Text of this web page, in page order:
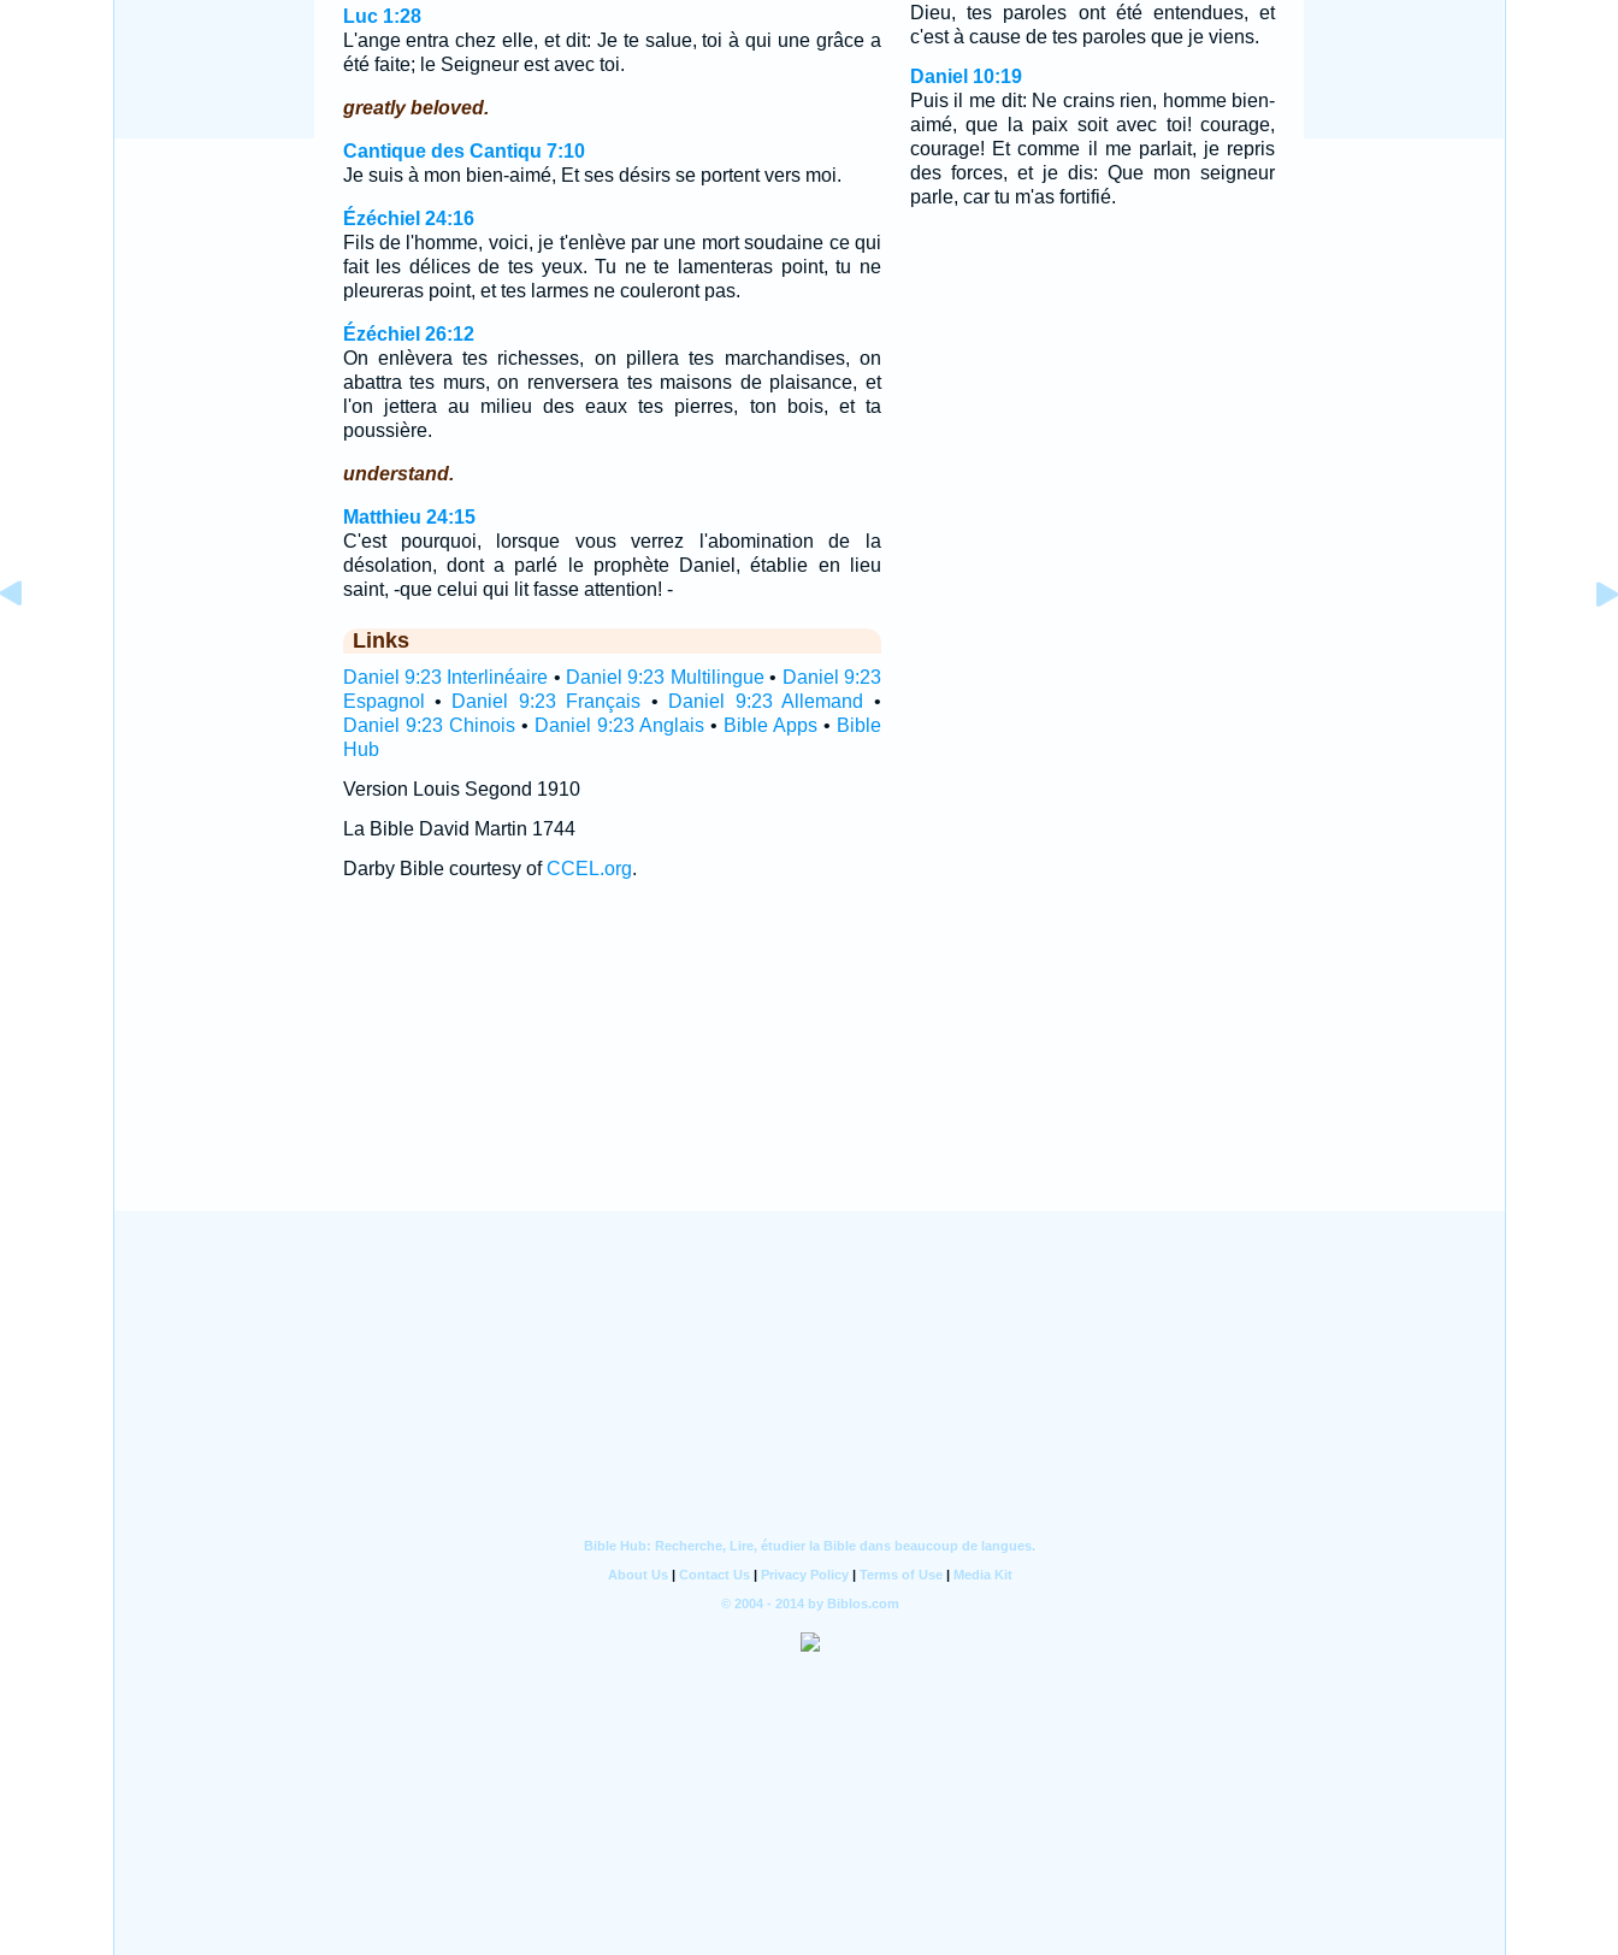
Luc 1:28
L'ange entra chez elle, et dit: Je te salue, toi à qui une grâce a
été faite; le Seigneur est avec toi.
greatly beloved.
Cantique des Cantiqu 7:10
Je suis à mon bien-aimé, Et ses désirs se portent vers moi.
Ézéchiel 24:16
Fils de l'homme, voici, je t'enlève par une mort soudaine ce qui
fait les délices de tes yeux. Tu ne te lamenteras point, tu ne
pleureras point, et tes larmes ne couleront pas.
Ézéchiel 26:12
On enlèvera tes richesses, on pillera tes marchandises, on
abattra tes murs, on renversera tes maisons de plaisance, et
l'on jettera au milieu des eaux tes pierres, ton bois, et ta
poussière.
understand.
Matthieu 24:15
C'est pourquoi, lorsque vous verrez l'abomination de la
désolation, dont a parlé le prophète Daniel, établie en lieu
saint, -que celui qui lit fasse attention! -
Links
Daniel 9:23 Interlinéaire • Daniel 9:23 Multilingue• Daniel 9:23
Espagnol
• Daniel 9:23 Français • Daniel 9:23 Allemand
•
Daniel 9:23 Chinois• Daniel 9:23 Anglais• Bible Apps• Bible
Hub
Version Louis Segond 1910
La Bible David Martin 1744
Darby Bible courtesy ofCCEL.org.
Dieu, tes paroles ont été entendues, et
c'est à cause de tes paroles que je viens.
Daniel 10:19
Puis il me dit: Ne crains rien, homme bien-
aimé, que la paix soit avec toi! courage,
courage! Et comme il me parlait, je repris
des forces, et je dis: Que mon seigneur
parle, car tu m'as fortifié.